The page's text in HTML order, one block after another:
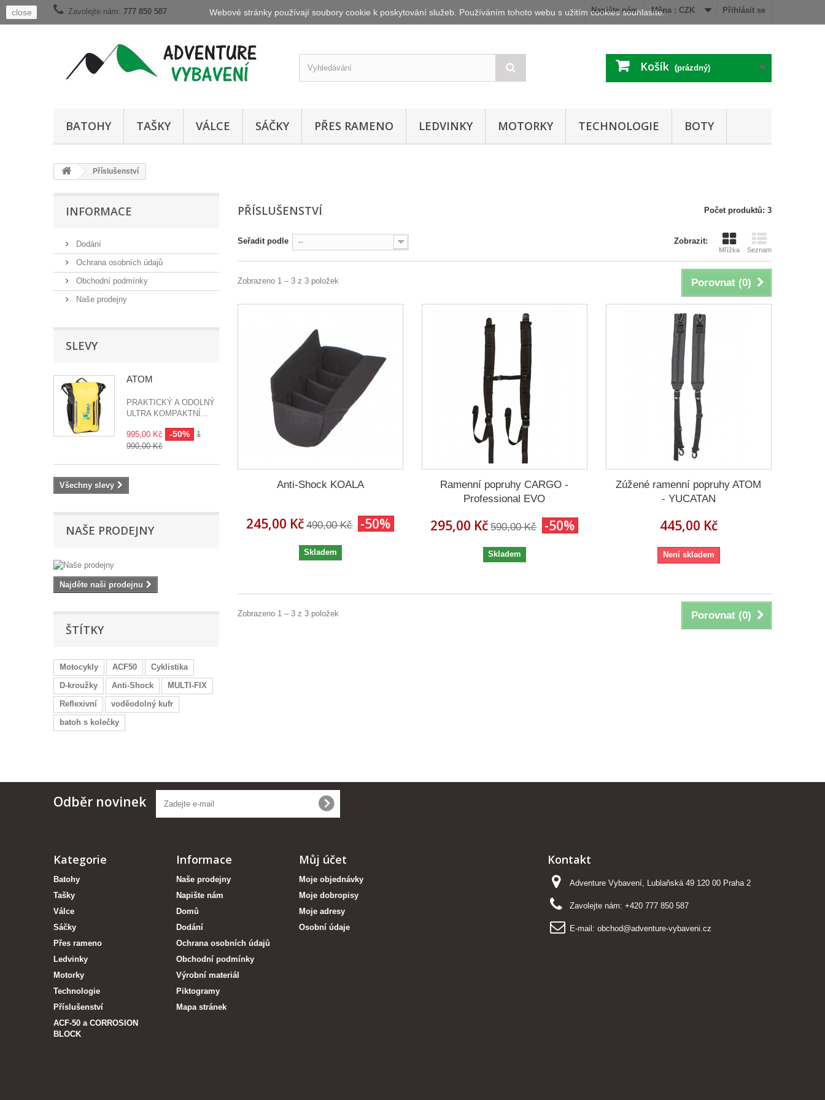
Přihlásit se
Měna : CZK
Napište nám
Zavolejte nám: 777 850 587
Košík (prázdný)
BATOHY TAŠKY VÁLCE SÁČKY PŘES RAMENO LEDVINKY MOTORKY TECHNOLOGIE BOTY
Příslušenství
INFORMACE
Dodání
Ochrana osobních údajů
Obchodní podmínky
Naše prodejny
SLEVY
ATOM
PRAKTICKÝ A ODOLNÝ
ULTRA KOMPAKTNÍ...
995,00 Kč -50%
1
990,00 Kč
Všechny slevy
NAŠE PRODEJNY
Najděte naši prodejnu
ŠTÍTKY
Motocykly ACF50
Cyklistika
D-kroužky
Anti-Shock
MULTI-FIX
Reflexivní
voděodolný kufr
batoh s kolečky
PŘÍSLUŠENSTVÍ Počet produktů: 3
Zobrazit:
Mřížka Seznam
Seřadit podle --
Porovnat (0)
Zobrazeno 1 – 3 z 3 položek
Anti-Shock KOALA
245,00 Kč 490,00 Kč -50%
Skladem
Ramenní popruhy CARGO -
Professional EVO
295,00 Kč 590,00 Kč -50%
Skladem
Zúžené ramenní popruhy ATOM
- YUCATAN
445,00 Kč
Není skladem
Porovnat (0)
Zobrazeno 1 – 3 z 3 položek
Odběr novinek
Kategorie
Batohy
Tašky
Válce
Sáčky
Přes rameno
Ledvinky
Motorky
Technologie
Příslušenství
ACF-50 a CORROSION
BLOCK
Informace
Naše prodejny
Napište nám
Domů
Dodání
Ochrana osobních údajů
Obchodní podmínky
Výrobní materiál
Piktogramy
Mapa stránek
Můj účet
Moje objednávky
Moje dobropisy
Moje adresy
Osobní údaje
Kontakt
Adventure Vybavení, Lublaňská 49 120 00 Praha 2
Zavolejte nám: +420 777 850 587
E-mail: obchod@adventure-vybaveni.cz
close Webové stránky používají soubory cookie k poskytování služeb. Používáním tohoto webu s užitím cookies souhlasíte.